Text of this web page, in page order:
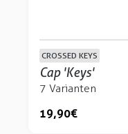
CROSSED KEYS
Cap 'Keys'
7 Varianten
19,90 €